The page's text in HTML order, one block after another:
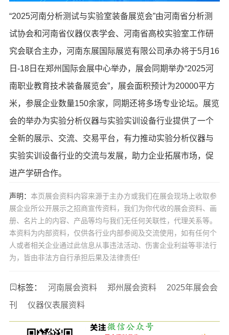
“2025河南分析测试与实验室装备展览会”由河南省分析测
试协会和河南省仪器仪表学会、河南省高校实验室工作研
究会联合主办，河南东展国际展览有限公司承办将于5月16
日-18日在郑州国际会展中心举办，展会同期举办“2025河
南职业教育技术装备展览会”，展会面积预计为20000平方
米，参展企业数量150余家，同期还将多场专业论坛。展览
会的举办为实验分析仪器与实验实训设备行业提供了一个
全新的展示、交流、交易平台，有力推动实验分析仪器与
实验实训设备行业的交流与发展，助力企业拓展市场，促
进产学研合作。
声明： 本页展会资料内容来源于主办方或我们在展会现场上收取参
展企业所公开展示之招商宣传资料，我们为你代收的展会资料、画
册、名片上的内容、产品等均与我们无任何关联性，代理关系等。
本资料为内部资料，仅供各行业内部参阅及交流使用，如有任何个
人或者相关企业通过此信息从事违法活动、伤害企业利益等非法行
为，皆由非法方自行承担后果及法律责任!
标签： 河南展会资料 郑州展会资料
2025年展会会
刊
仪器仪表展资料